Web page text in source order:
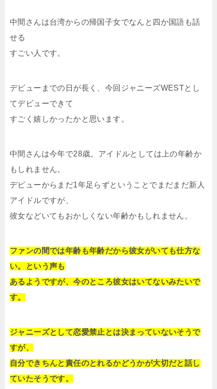
中間さんは台湾からの帰国子女でなんと四か国語も話
せる
すごい人です。
デビューまでの日が長く、今回ジャニーズWESTとし
てデビューできて
すごく嬉しかったかと思います。
中間さんは今年で28歳。アイドルとしては上の年齢か
もしれません。
デビューからまだ1年足らずということでまだまだ新人
アイドルですが、
彼女などいてもおかしくない年齢かもしれません。
ファンの間では年齢も年齢だから彼女がいても仕方な
い。という声も
あるようですが、今のところ彼女はいてないみたいで
す。
ジャニーズとして恋愛禁止とは決まっていないそうで
すが、
自分できちんと責任のとれるかどうかが大切だと話し
ていたそうです。